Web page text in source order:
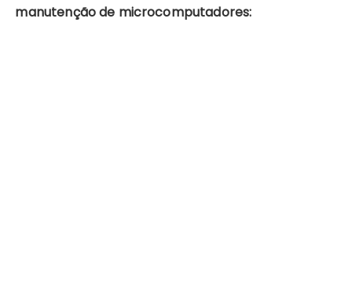
manutenção de microcomputadores: